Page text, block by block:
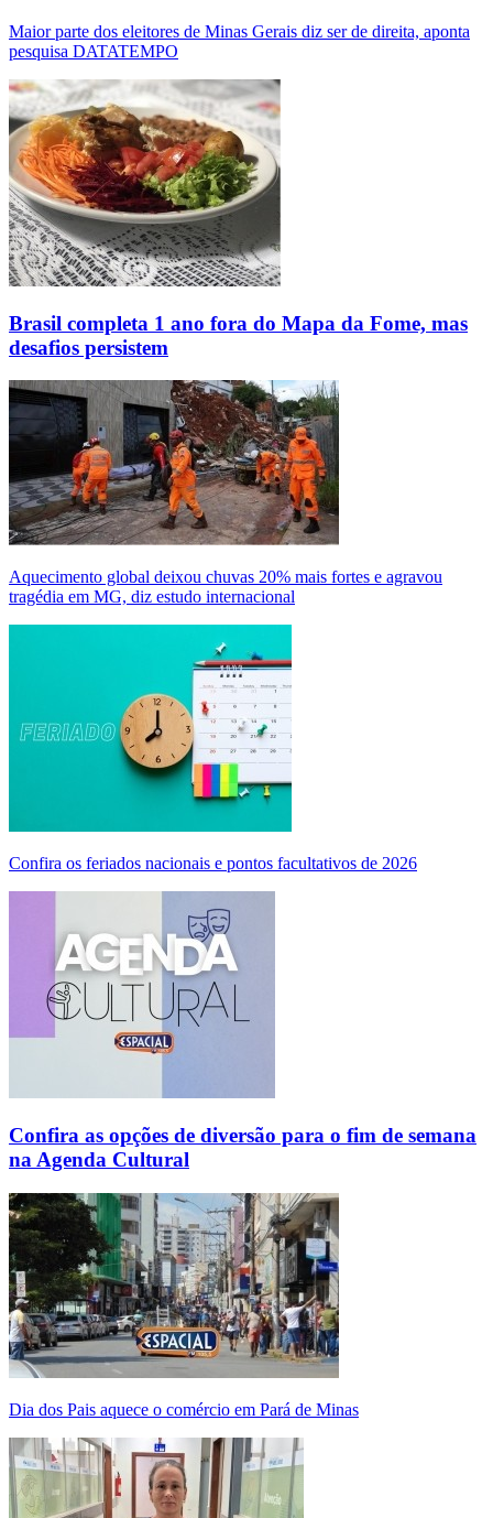
Maior parte dos eleitores de Minas Gerais diz ser de direita, aponta
pesquisa DATATEMPO
Brasil completa 1 ano fora do Mapa da Fome, mas
desafios persistem
Aquecimento global deixou chuvas 20% mais fortes e agravou
tragédia em MG, diz estudo internacional
Confira os feriados nacionais e pontos facultativos de 2026
Confira as opções de diversão para o fim de semana
na Agenda Cultural
Dia dos Pais aquece o comércio em Pará de Minas